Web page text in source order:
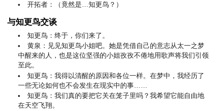
开拓者：（竟然是…知更鸟？）
与知更鸟交谈
知更鸟：终于，你们来了。
黄泉：见见知更鸟小姐吧。她是凭借自己的意志从太一之梦
中醒来的人，也是这位坚强的小姐孜孜不倦地用歌声将我们引领
至此。
知更鸟：我得以清醒的原因和各位一样。在梦中，我经历了
一些无论如何也不会发生在现实中的事……
知更鸟：我们真的要把它关在笼子里吗？我希望它能自由地
在天空飞翔。